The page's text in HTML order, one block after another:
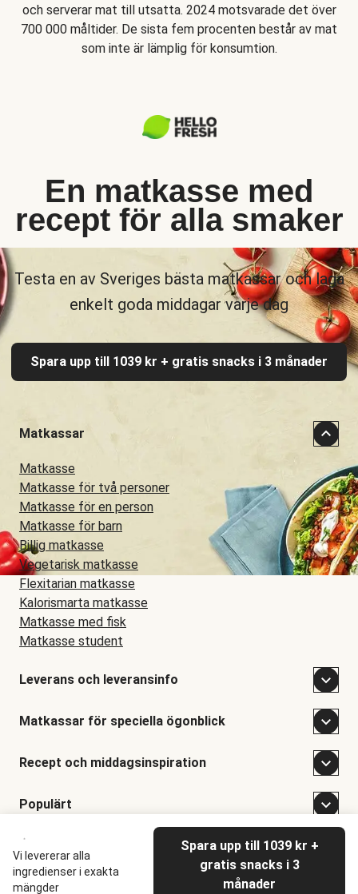
Vi levererar alla
ingredienser i exakta
mängder
Spara upp till 1039 kr +
gratis snacks i 3
månader
och serverar mat till utsatta. 2024 motsvarade det över
700 000 måltider. De sista fem procenten består av mat
som inte är lämplig för konsumtion.
En matkasse med
recept för alla smaker
Testa en av Sveriges bästa matkassar och laga
enkelt goda middagar varje dag
Spara upp till 1039 kr + gratis snacks i 3 månader
Hellofresh2026
Matkassar
Matkasse
Matkasse för två personer
Matkasse för en person
Matkasse för barn
Billig matkasse
Vegetarisk matkasse
Flexitarian matkasse
Kalorismarta matkasse
Matkasse med fisk
Matkasse student
Leverans och leveransinfo
Matkassar för speciella ögonblick
Recept och middagsinspiration
Populärt